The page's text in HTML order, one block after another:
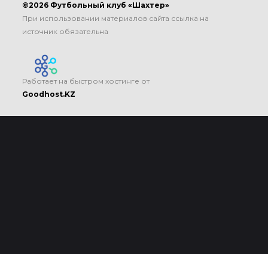
©2026 Футбольный клуб «Шахтер»
При использовании материалов сайта ссылка на
источник обязательна
Работает на быстром хостинге от
Goodhost.KZ